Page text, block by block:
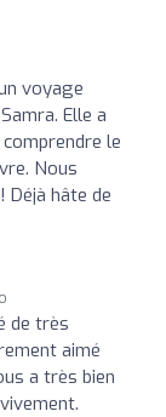
voyage
Elle a
le
Nous
hâte de
de très
aimé
a très bien